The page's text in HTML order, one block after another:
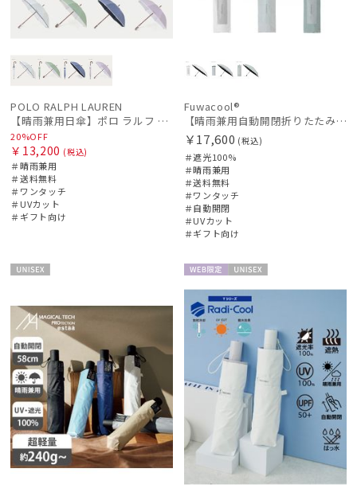
POLO RALPH LAUREN
【晴雨兼用日傘】ポロ ラルフ ローレン (POLO RALPH LAUREN) WoodBloac Flower 遮光 UV 遮熱
20%OFF
￥13,200 (税込)
＃晴雨兼用
＃送料無料
＃ワンタッチ
＃UVカット
＃ギフト向け
Fuwacool®
【晴雨兼用自動開閉折りたたみ日傘】フワクール®（Fuwacool®）ダブルライン 遮光100 UV100 ワンタッチ開閉
￥17,600 (税込)
＃遮光100%
＃晴雨兼用
＃送料無料
＃ワンタッチ
＃自動開閉
＃UVカット
＃ギフト向け
定
X